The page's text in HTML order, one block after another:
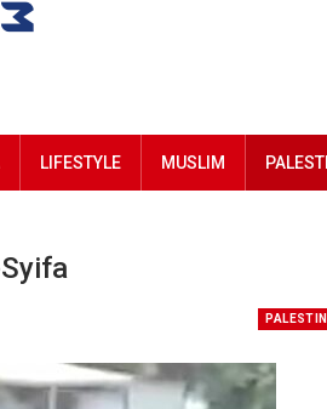
LIFESTYLE MUSLIM